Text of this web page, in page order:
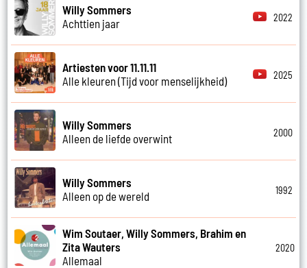
Willy Sommers
Achttien jaar
2022
Artiesten voor 11.11.11
Alle kleuren (Tijd voor menselijkheid)
2025
Willy Sommers
Alleen de liefde overwint
2000
Willy Sommers
Alleen op de wereld
1992
Wim Soutaer, Willy Sommers, Brahim en
Zita Wauters
Allemaal
2020